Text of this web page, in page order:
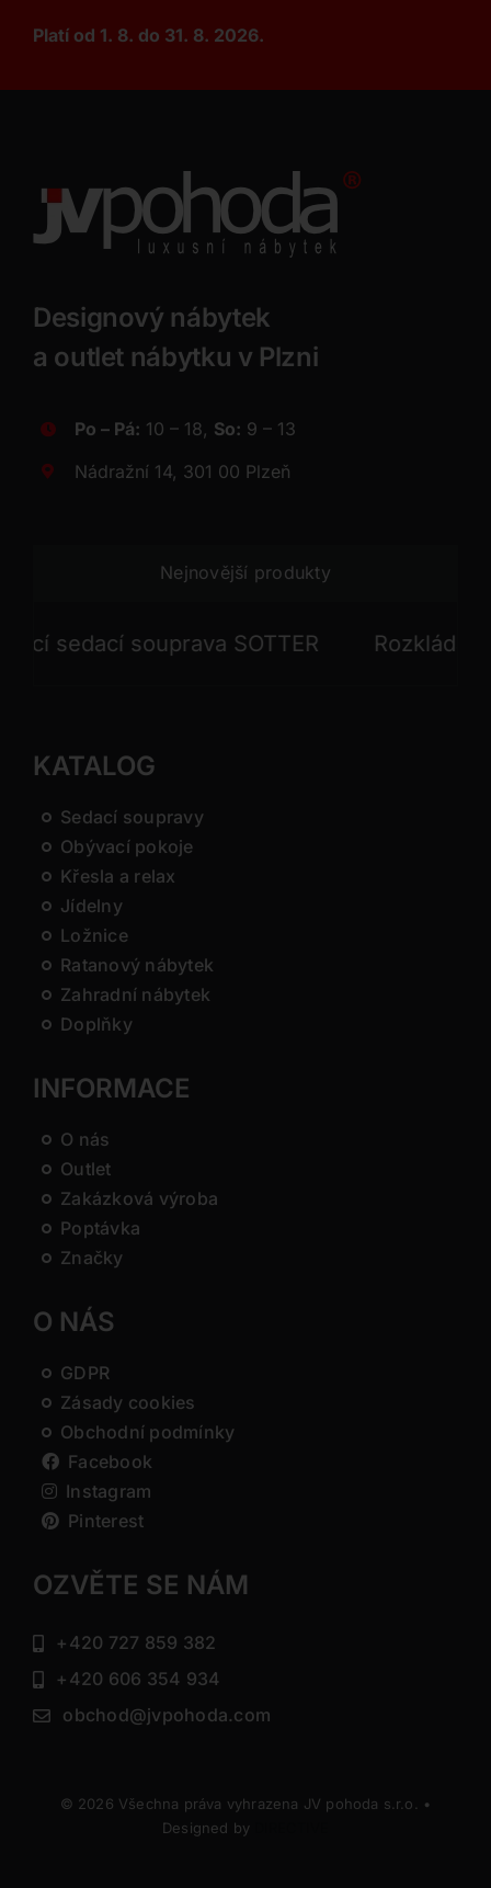
Platí od 1. 8. do 31. 8. 2026.
Designový nábytek
a outlet nábytku v Plzni
Po – Pá: 10 – 18, So: 9 – 13
Nádražní 14, 301 00 Plzeň
Nejnovější produkty
sedací souprava SOTTER Rozkládací
KATALOG
Sedací soupravy
Obývací pokoje
Křesla a relax
Jídelny
Ložnice
Ratanový nábytek
Zahradní nábytek
Doplňky
INFORMACE
O nás
Outlet
Zakázková výroba
Poptávka
Značky
O NÁS
GDPR
Zásady cookies
Obchodní podmínky
Facebook
Instagram
Pinterest
OZVĚTE SE NÁM
+420 727 859 382
+420 606 354 934
obchod@jvpohoda.com
© 2026 Všechna práva vyhrazena JV pohoda s.r.o. •
Designed by